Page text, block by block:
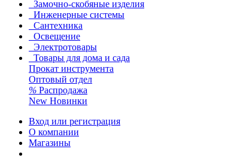
Замочно-скобяные изделия
Инженерные системы
Сантехника
Освещение
Электротовары
Товары для дома и сада
Прокат инструмента
Оптовый отдел
% Распродажа
New Новинки
Вход или регистрация
О компании
Магазины